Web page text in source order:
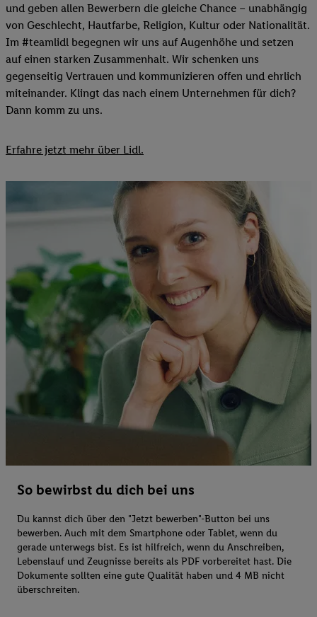
und geben allen Bewerbern die gleiche Chance – unabhängig
von Geschlecht, Hautfarbe, Religion, Kultur oder Nationalität.
Im #teamlidl begegnen wir uns auf Augenhöhe und setzen
auf einen starken Zusammenhalt. Wir schenken uns
gegenseitig Vertrauen und kommunizieren offen und ehrlich
miteinander. Klingt das nach einem Unternehmen für dich?
Dann komm zu uns.​
Erfahre jetzt mehr über Lidl.
So bewirbst du dich bei uns
Du kannst dich über den "Jetzt bewerben"-Button bei uns
bewerben. Auch mit dem Smartphone oder Tablet, wenn du
gerade unterwegs bist. Es ist hilfreich, wenn du Anschreiben,
Lebenslauf und Zeugnisse bereits als PDF vorbereitet hast. Die
Dokumente sollten eine gute Qualität haben und 4 MB nicht
überschreiten.